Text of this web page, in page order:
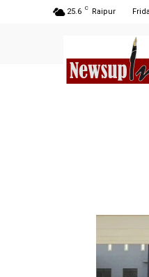
25.6 C Raipur